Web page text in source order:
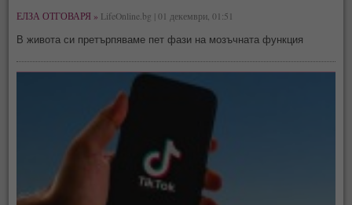
ЕЛЗА ОТГОВАРЯ » LifeOnline.bg | 01 декември, 01:51
В живота си претърпяваме пет фази на мозъчната функция